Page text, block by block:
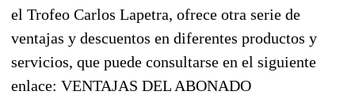
el Trofeo Carlos Lapetra, ofrece otra serie de
ventajas y descuentos en diferentes productos y
servicios, que puede consultarse en el siguiente
enlace: VENTAJAS DEL ABONADO